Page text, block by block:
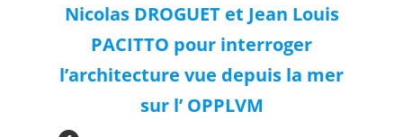
Nicolas DROGUET et Jean Louis
PACITTO pour interroger
l’architecture vue depuis la mer
sur l’ OPPLVM